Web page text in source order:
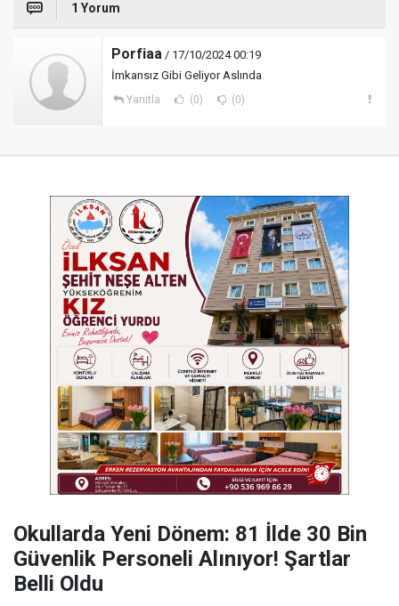
1 Yorum
Porfiaa / 17/10/2024 00:19
İmkansız Gibi Geliyor Aslında
Yanıtla (0) (0)
Okullarda Yeni Dönem: 81 İlde 30 Bin
Güvenlik Personeli Alınıyor! Şartlar
Belli Oldu